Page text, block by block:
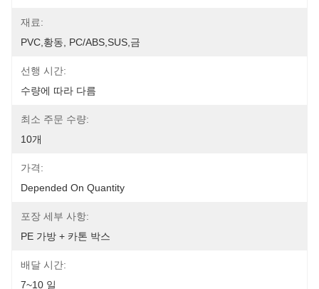
재료:
PVC,황동, PC/ABS,SUS,금
선행 시간:
수량에 따라 다름
최소 주문 수량:
10개
가격:
Depended On Quantity
포장 세부 사항:
PE 가방 + 카톤 박스
배달 시간:
7~10 일